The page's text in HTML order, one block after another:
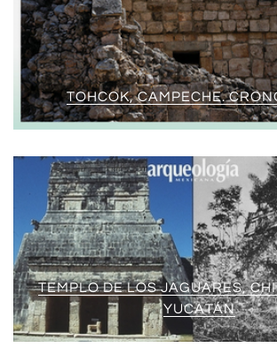
TOHCOK, CAMPECHE.
TEMPLO DE LOS JAGUARES,
YUCATÁN